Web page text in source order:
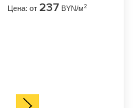
Цена: от 237BYN/м2